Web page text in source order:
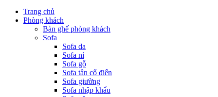
Trang chủ
Phòng khách
Bàn ghế phòng khách
Sofa
Sofa da
Sofa nỉ
Sofa gỗ
Sofa tân cổ điển
Sofa giường
Sofa nhập khẩu